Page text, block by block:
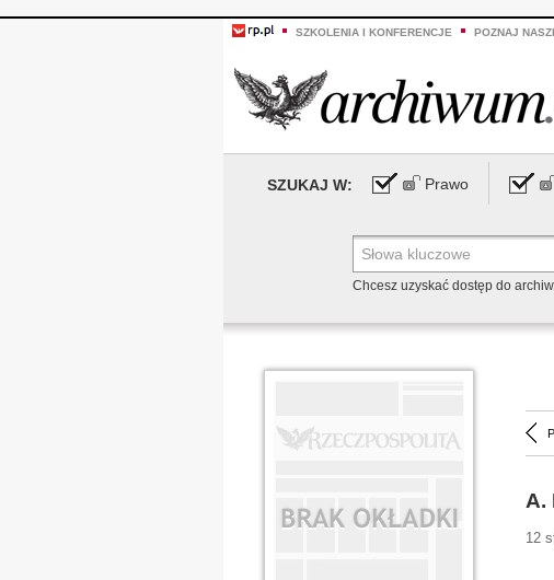
SZKOLENIA I KONFERENCJE POZNAJ
SZUKAJ W: Prawo
Chcesz uzyskać dostęp do
A.
12